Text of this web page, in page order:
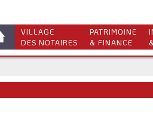
VILLAGE
DES NOTAIRES
PATRIMOINE
& FINANCE